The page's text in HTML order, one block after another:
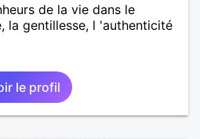
de la vie dans le
la gentillesse, l 'authenticité
le profil